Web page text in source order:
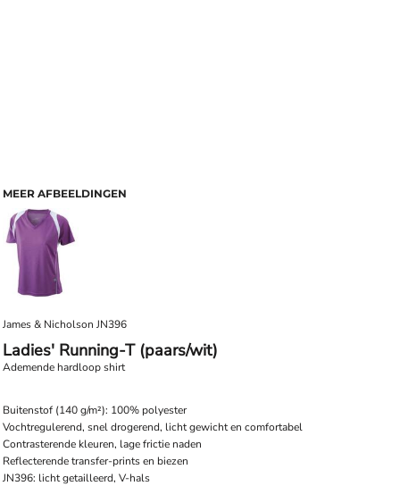
MEER AFBEELDINGEN
James & Nicholson JN396
Ladies' Running-T (paars/wit)
Ademende hardloop shirt
Buitenstof (140 g/m²): 100% polyester
Vochtregulerend, snel drogerend, licht gewicht en comfortabel
Contrasterende kleuren, lage frictie naden
Reflecterende transfer-prints en biezen
JN396: licht getailleerd, V-hals